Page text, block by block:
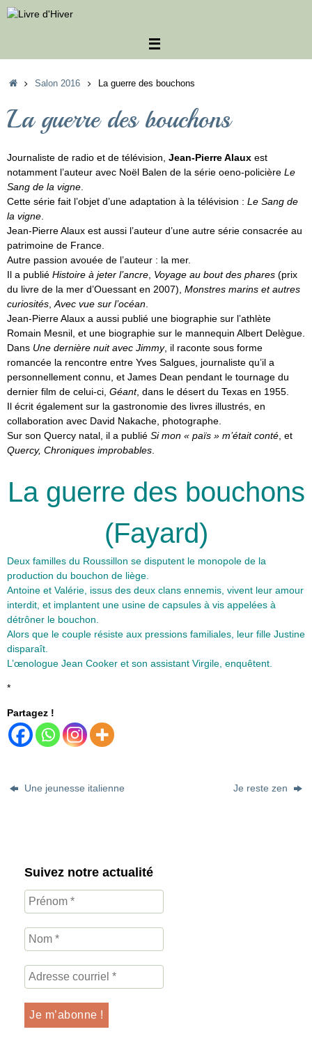
Passer
au
Accueil
Salon 2016 La guerre des bouchons
La guerre des bouchons
Journaliste de radio et de télévision, Jean-Pierre Alaux est
notamment l’auteur avec Noël Balen de la série oeno-policière Le
Sang de la vigne
Cette série fait l’objet d’une adaptation à la télévision : Le Sang de
la vigne
Jean-Pierre Alaux est aussi l’auteur d’une autre série consacrée au
patrimoine de France
Autre passion avouée de l’auteur : la mer.
Il a publié Histoire à jeter l’ancre Voyage au bout des phares (prix
du livre de la mer d’Ouessant en 2007), Monstres marins et autres
curiosités Avec vue sur l’océan
Jean-Pierre Alaux a aussi publié une biographie sur l’athlète
Romain Mesnil, et une biographie sur le mannequin Albert Delègue.
Dans Une dernière nuit avec Jimmy, il raconte sous forme
romancée la rencontre entre Yves Salgues, journaliste qu’il a
personnellement connu, et James Dean pendant le tournage du
dernier film de celui-ci, Géant, dans le désert du Texas en 1955.
Il écrit également sur la gastronomie des livres illustrés, en
collaboration avec David Nakache, photographe.
Sur son Quercy natal, il a publié Si mon « païs » m’était conté , et
Quercy, Chroniques improbables
La guerre des bouchons
(Fayard)
Deux familles du Roussillon se disputent le monopole de la
production du bouchon de liège.
Antoine et Valérie, issus des deux clans ennemis, vivent leur amour
interdit, et implantent une usine de capsules à vis appelées à
détrôner le bouchon.
Alors que le couple résiste aux pressions familiales, leur fille Justine
disparaît.
L’œnologue Jean Cooker et son assistant Virgile, enquêtent.
*
Partagez !
Une jeunesse italienne Je reste zen
Suivez notre actualité